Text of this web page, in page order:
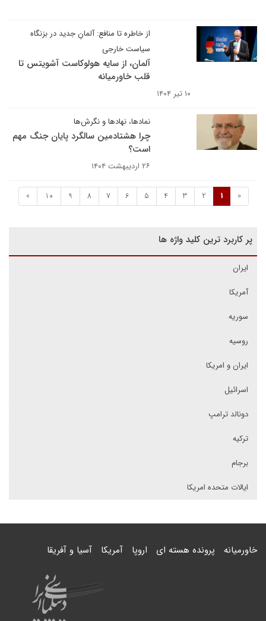
از خاطره تا منافع: آلمانِ جدید در بزنگاه
سیاست خارجی
آلمان، از سایه هولوکاست آشویتس تا
قلب خاورمیانه
۱۰ تیر ۱۴۰۴
نمادها، نهادها و نگرش‌ها
چرا هشتادمین سالگرد پایان جنگ مهم
است؟
۲۶ اردیبهشت ۱۴۰۴
«
1
2
3
4
5
6
7
8
9
10
»
پر کاربرد ترین کلید واژه ها
ایران
آمریکا
سوریه
روسیه
ایران و امریکا
اسرائیل
دونالد ترامپ
ترکیه
برجام
ایالات متحده امریکا
خاورمیانه پرونده هسته ای اروپا آمریکا آسیا و آفریقا